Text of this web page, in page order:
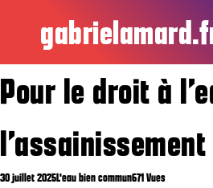
Pour le droit à
30 juillet 2025L'eau bien commun671 Vues